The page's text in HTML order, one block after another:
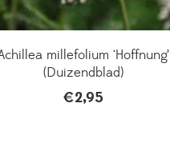
millefolium ‘Hoffnung’
(Duizendblad)
€2,95